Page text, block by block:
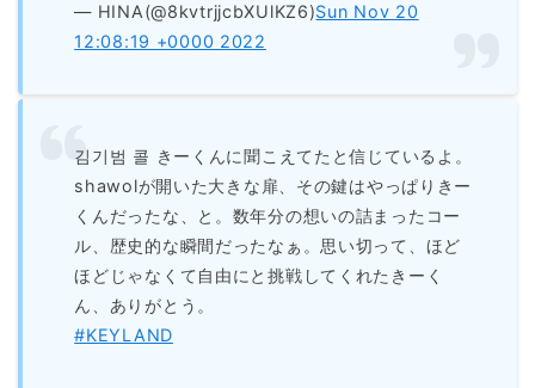
— HINA(@8kvtrjjcbXUlKZ6)Sun Nov 20
12:08:19 +0000 2022
김기범 콜 きーくんに聞こえてたと信じているよ。
shawolが開いた大きな扉、その鍵はやっぱりきー
くんだったな、と。数年分の想いの詰まったコー
ル、歴史的な瞬間だったなぁ。思い切って、ほど
ほどじゃなくて自由にと挑戦してくれたきーく
ん、ありがとう。
#KEYLAND